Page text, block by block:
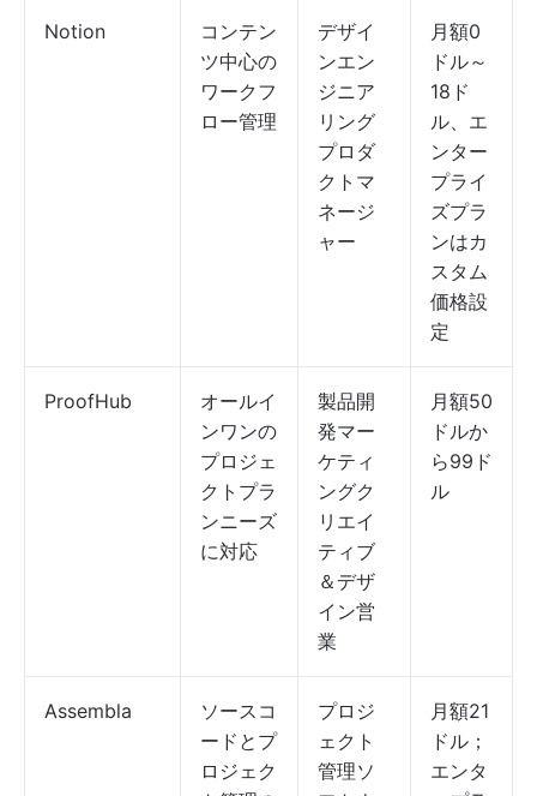
Notion
コンテン
ツ中心の
ワークフ
ロー管理
デザイ
ンエン
ジニア
リング
プロダ
クトマ
ネージ
ャー
月額0
ドル～
18ド
ル、エ
ンター
プライ
ズプラ
ンはカ
スタム
価格設
定
ProofHub
オールイ
ンワンの
プロジェ
クトプラ
ンニーズ
に対応
製品開
発マー
ケティ
ングク
リエイ
ティブ
＆デザ
イン営
業
月額50
ドルか
ら99ド
ル
Assembla
ソースコ
ードとプ
ロジェク
プロジ
ェクト
管理ソ
月額21
ドル；
エンタ